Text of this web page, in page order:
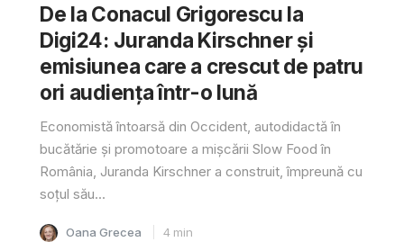
De la Conacul Grigorescu la
Digi24: Juranda Kirschner și
emisiunea care a crescut de patru
ori audiența într-o lună
Economistă întoarsă din Occident, autodidactă în
bucătărie și promotoare a mișcării Slow Food în
România, Juranda Kirschner a construit, împreună cu
soțul său...
Oana Grecea 4 min